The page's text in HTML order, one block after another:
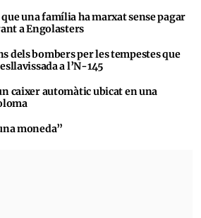
una família ha marxat sense pagar
a Engolasters
dels bombers per les tempestes que
a l’N-145
caixer automàtic ubicat en una
moneda”